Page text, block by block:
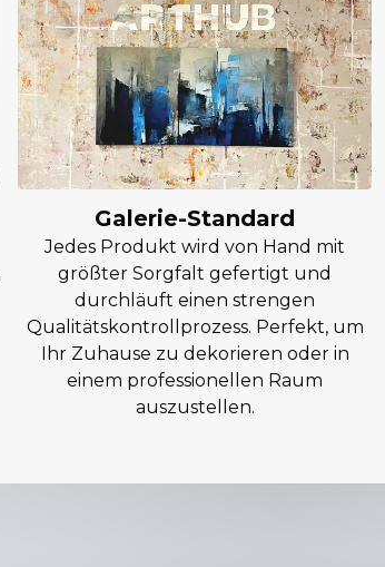
Galerie-Standard
Jedes Produkt wird von Hand mit
größter Sorgfalt gefertigt und
durchläuft einen strengen
Qualitätskontrollprozess. Perfekt, um
Ihr Zuhause zu dekorieren oder in
einem professionellen Raum
auszustellen.